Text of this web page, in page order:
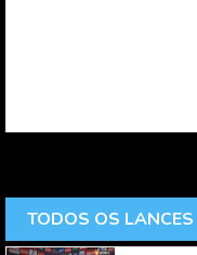
TODOS OS LANCES